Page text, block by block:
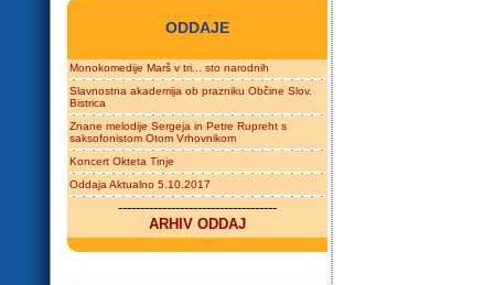
ODDAJE
Monokomedije Marš v tri... sto narodnih
Slavnostna akademija ob prazniku Občine Slov.
Bistrica
Znane melodije Sergeja in Petre Rupreht s
saksofonistom Otom Vrhovnikom
Koncert Okteta Tinje
Oddaja Aktualno 5.10.2017
------------------------------------
ARHIV ODDAJ